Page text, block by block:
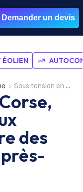
Demander un devis
ÉOLIEN
Sous tension en Corse, EDF demande aux habitants de faire des efforts en fin d’après-midi
des